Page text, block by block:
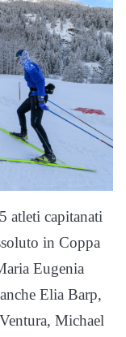
atleti capitanati
in Coppa
Eugenia
Elia Barp,
Michael